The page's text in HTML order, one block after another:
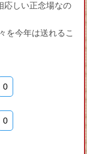
応しい正念場なの
を今年は送れるこ
0
0